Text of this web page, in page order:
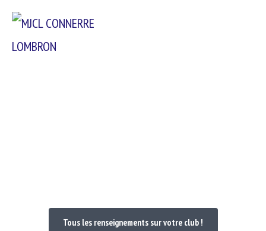
Passer
Tous les renseignements sur votre club !